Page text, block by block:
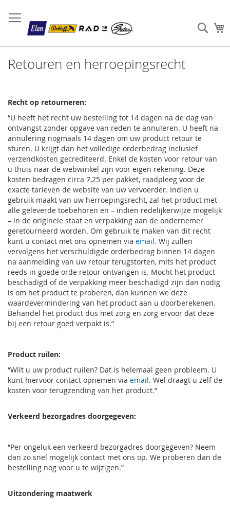
Retouren en herroepingsrecht
Recht op retourneren:
“U heeft het recht uw bestelling tot 14 dagen na de dag van
ontvangst zonder opgave van reden te annuleren. U heeft na
annulering nogmaals 14 dagen om uw product retour te
sturen. U krijgt dan het volledige orderbedrag inclusief
verzendkosten gecrediteerd. Enkel de kosten voor retour van
u thuis naar de webwinkel zijn voor eigen rekening. Deze
kosten bedragen circa 7,25 per pakket, raadpleeg voor de
exacte tarieven de website van uw vervoerder. Indien u
gebruik maakt van uw herroepingsrecht, zal het product met
alle geleverde toebehoren en – indien redelijkerwijze mogelijk
– in de originele staat en verpakking aan de ondernemer
geretourneerd worden. Om gebruik te maken van dit recht
kunt u contact met ons opnemen via email. Wij zullen
vervolgens het verschuldigde orderbedrag binnen 14 dagen
na aanmelding van uw retour terugstorten, mits het product
reeds in goede orde retour ontvangen is. Mocht het product
beschadigd of de verpakking meer beschadigd zijn dan nodig
is om het product te proberen, dan kunnen we deze
waardevermindering van het product aan u doorberekenen.
Behandel het product dus met zorg en zorg ervoor dat deze
bij een retour goed verpakt is.”
Product ruilen:
“Wilt u uw product ruilen? Dat is helemaal geen probleem. U
kunt hiervoor contact opnemen via email. Wel draagt u zelf de
kosten voor terugzending van het product.”
Verkeerd bezorgadres doorgegeven:
“Per ongeluk een verkeerd bezorgadres doorgegeven? Neem
dan zo snel mogelijk contact met ons op. We proberen dan de
bestelling nog voor u te wijzigen.”
Uitzondering maatwerk